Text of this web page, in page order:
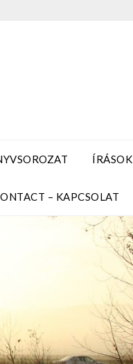
ÍRÁSOK
– KAPCSOLAT